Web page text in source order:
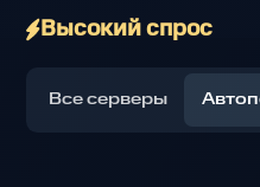
Высокий спрос
Все серверы